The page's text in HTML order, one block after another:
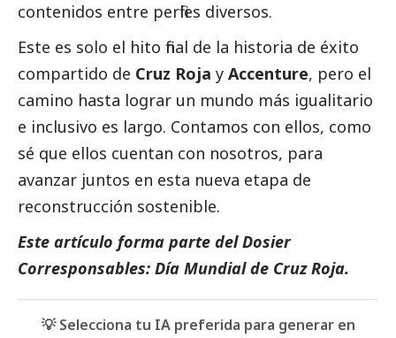
contenidos entre perfiles diversos.
Este es solo el hito final de la historia de éxito
compartido de Cruz Roja y Accenture, pero el
camino hasta lograr un mundo más igualitario
e inclusivo es largo. Contamos con ellos, como
sé que ellos cuentan con nosotros, para
avanzar juntos en esta nueva etapa de
reconstrucción sostenible.
Este artículo forma parte delDosier
Corresponsables: Día Mundial de Cruz Roja.
💡 Selecciona tu IA preferida para generar en